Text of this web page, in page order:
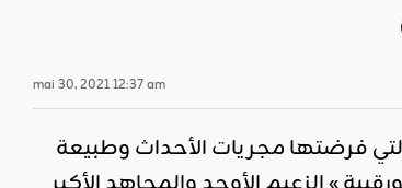
mai 30, 2021 12:37 am
فرضتها مجريات الأحداث وطبيعة